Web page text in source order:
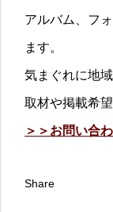
アルバム、フ
ます。
気まぐれに地
取材や掲載希
＞＞お問い合
Share